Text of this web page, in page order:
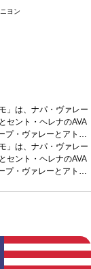
ヨン
」は、ナパ・ヴァレー
セント・ヘレナのAVA
プ・ヴァレーとアトラ
ザフォードとオークヴ
ているボトル。厳格な
フトの理念に忠実であ
ダーが広がる。口に含
わいを感じ、微かなタ
かいタンニンの余韻が
く残る。葡萄品種カ
、在庫があり価格が同
」は、ナパ・ヴァレー
セント・ヘレナのAVA
プ・ヴァレーとアトラ
フトの理念に忠実であ
のあるカシス、砕いた
ダーが広がる。口に含
わいを感じ、微かなタ